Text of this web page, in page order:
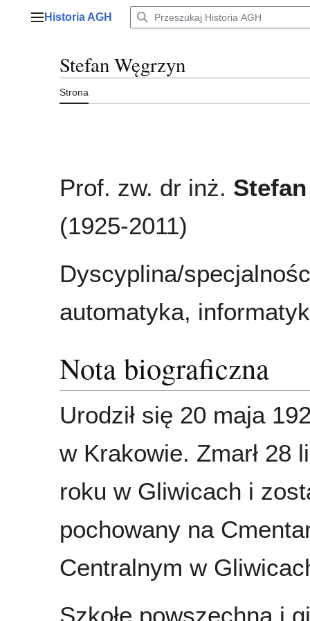
Menu główne
Historia AGH
Stefan Węgrzyn
Strona
Prof. zw. dr inż.
(1925-2011)
Dyscyplina/
automatyka,
Nota biograficzna
Urodził się 20 maja
w Krakowie. Zmarł 28
roku w Gliwicach i
pochowany na
Centralnym w
Szkołę powszechną i